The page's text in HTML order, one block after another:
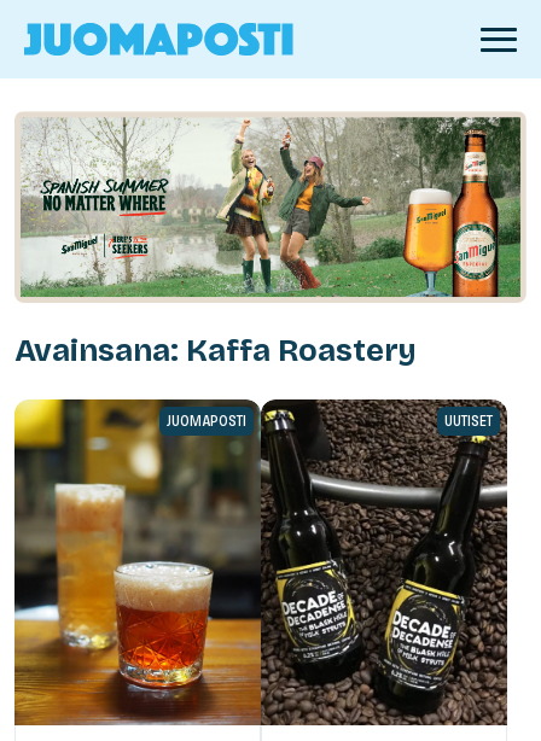
Avainsana: Kaffa Roastery
JUOMAPOSTI UUTISET